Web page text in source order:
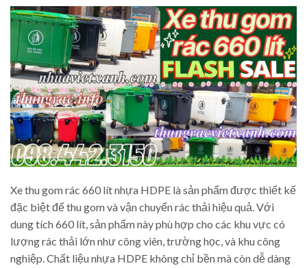
Xe thu gom rác 660 lít nhựa HDPE là sản phẩm được thiết kế
đặc biệt để thu gom và vận chuyển rác thải hiệu quả. Với
dung tích 660 lít, sản phẩm này phù hợp cho các khu vực có
lượng rác thải lớn như công viên, trường học, và khu công
nghiệp. Chất liệu nhựa HDPE không chỉ bền mà còn dễ dàng